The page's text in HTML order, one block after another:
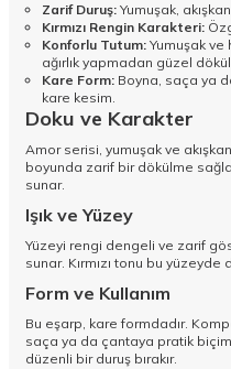
Zarif Duruş: Yumuşak,
Kırmızı Rengin Karakteri:
Konforlu Tutum: Yumuşak
ağırlık yapmadan güzel
Kare Form: Boyna, saça ya
kare kesim.
Doku ve Karakter
Amor serisi, yumuşak ve
boyunda zarif bir dökülme
sunar.
Işık ve Yüzey
Yüzeyi rengi dengeli ve zarif
sunar. Kırmızı tonu bu
Form ve Kullanım
Bu eşarp, kare formdadır.
saça ya da çantaya pratik
düzenli bir duruş bırakır.